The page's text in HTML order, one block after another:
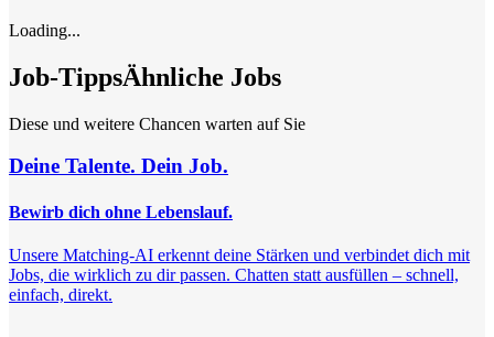
Loading...
Job-TippsÄhnliche Jobs
Diese und weitere Chancen warten auf Sie
Deine Talente. Dein Job.
Bewirb dich ohne Lebenslauf.
Unsere Matching-AI erkennt deine Stärken und verbindet dich mit
Jobs, die wirklich zu dir passen. Chatten statt ausfüllen – schnell,
einfach, direkt.